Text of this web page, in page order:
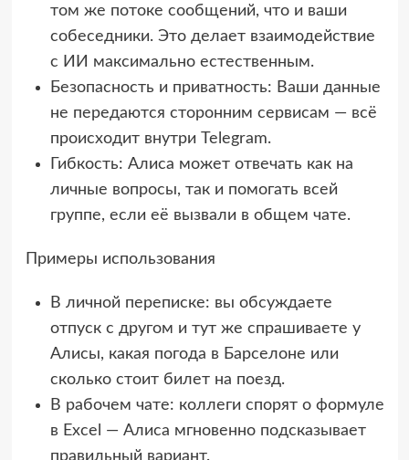
том же потоке сообщений, что и ваши
собеседники. Это делает взаимодействие
с ИИ максимально естественным.
Безопасность и приватность: Ваши данные
не передаются сторонним сервисам — всё
происходит внутри Telegram.
Гибкость: Алиса может отвечать как на
личные вопросы, так и помогать всей
группе, если её вызвали в общем чате.
Примеры использования
В личной переписке: вы обсуждаете
отпуск с другом и тут же спрашиваете у
Алисы, какая погода в Барселоне или
сколько стоит билет на поезд.
В рабочем чате: коллеги спорят о формуле
в Excel — Алиса мгновенно подсказывает
правильный вариант.